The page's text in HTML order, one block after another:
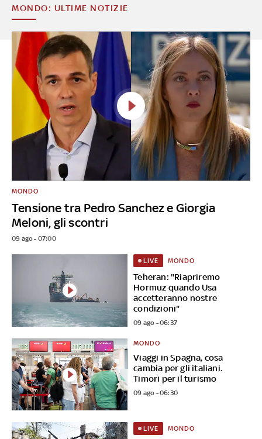
MONDO: ULTIME NOTIZIE
Tensione tra Pedro Sanchez e Giorgia
Meloni, gli scontri
MONDO
09 ago - 07:00
Teheran: "Riapriremo
Hormuz quando Usa
accetteranno nostre
condizioni"
LIVE MONDO
09 ago - 06:37
Viaggi in Spagna, cosa
cambia per gli italiani.
Timori per il turismo
MONDO
09 ago - 06:30
LIVE MONDO